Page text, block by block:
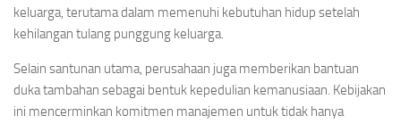
keluarga, terutama dalam memenuhi kebutuhan hidup setelah
kehilangan tulang punggung keluarga.
Selain santunan utama, perusahaan juga memberikan bantuan
duka tambahan sebagai bentuk kepedulian kemanusiaan. Kebijakan
ini mencerminkan komitmen manajemen untuk tidak hanya